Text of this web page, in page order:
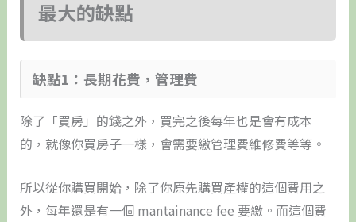
最大的缺點
缺點1：​長期花費，管理費
除了「買房」的錢之外，買完之後每年也是會有成本
的，就像你買房子一樣，會需要繳管理費維修費等等。
所以從你購買開始，除了你原先購買產權的這個費用之
外，每年還是有一個 mantainance fee 要繳。而這個費